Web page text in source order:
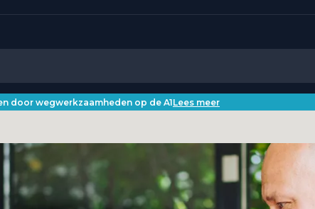
door wegwerkzaamheden op de A1Lees meer